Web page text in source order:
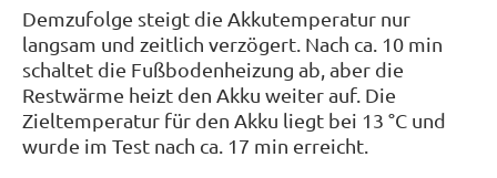
Demzufolge steigt die Akkutemperatur nur
langsam und zeitlich verzögert. Nach ca. 10 min
schaltet die Fußbodenheizung ab, aber die
Restwärme heizt den Akku weiter auf. Die
Zieltemperatur für den Akku liegt bei 13 °C und
wurde im Test nach ca. 17 min erreicht.